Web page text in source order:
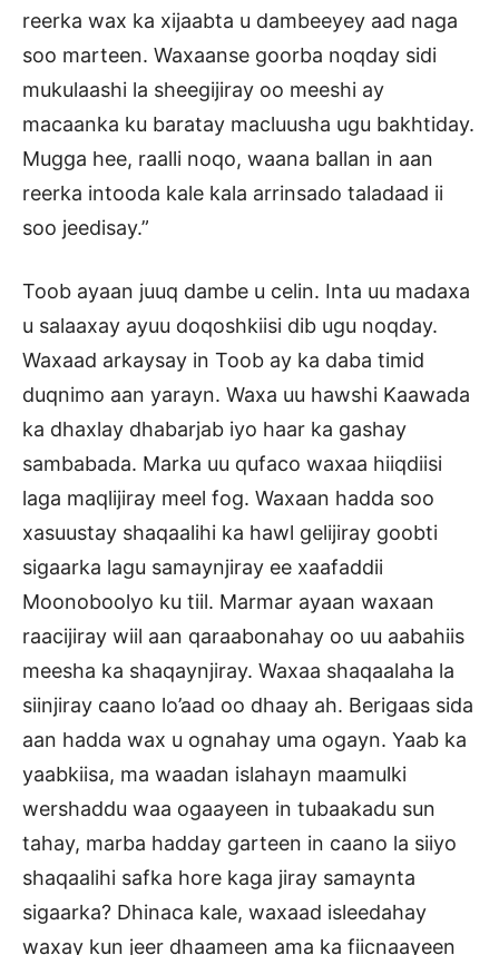
reerka wax ka xijaabta u dambeeyey aad naga
soo marteen. Waxaanse goorba noqday sidi
mukulaashi la sheegijiray oo meeshi ay
macaanka ku baratay macluusha ugu bakhtiday.
Mugga hee, raalli noqo, waana ballan in aan
reerka intooda kale kala arrinsado taladaad ii
soo jeedisay.”
Toob ayaan juuq dambe u celin. Inta uu madaxa
u salaaxay ayuu doqoshkiisi dib ugu noqday.
Waxaad arkaysay in Toob ay ka daba timid
duqnimo aan yarayn. Waxa uu hawshi Kaawada
ka dhaxlay dhabarjab iyo haar ka gashay
sambabada. Marka uu qufaco waxaa hiiqdiisi
laga maqlijiray meel fog. Waxaan hadda soo
xasuustay shaqaalihi ka hawl gelijiray goobti
sigaarka lagu samaynjiray ee xaafaddii
Moonoboolyo ku tiil. Marmar ayaan waxaan
raacijiray wiil aan qaraabonahay oo uu aabahiis
meesha ka shaqaynjiray. Waxaa shaqaalaha la
siinjiray caano lo’aad oo dhaay ah. Berigaas sida
aan hadda wax u ognahay uma ogayn. Yaab ka
yaabkiisa, ma waadan islahayn maamulki
wershaddu waa ogaayeen in tubaakadu sun
tahay, marba hadday garteen in caano la siiyo
shaqaalihi safka hore kaga jiray samaynta
sigaarka? Dhinaca kale, waxaad isleedahay
waxay kun jeer dhaameen ama ka fiicnaayeen